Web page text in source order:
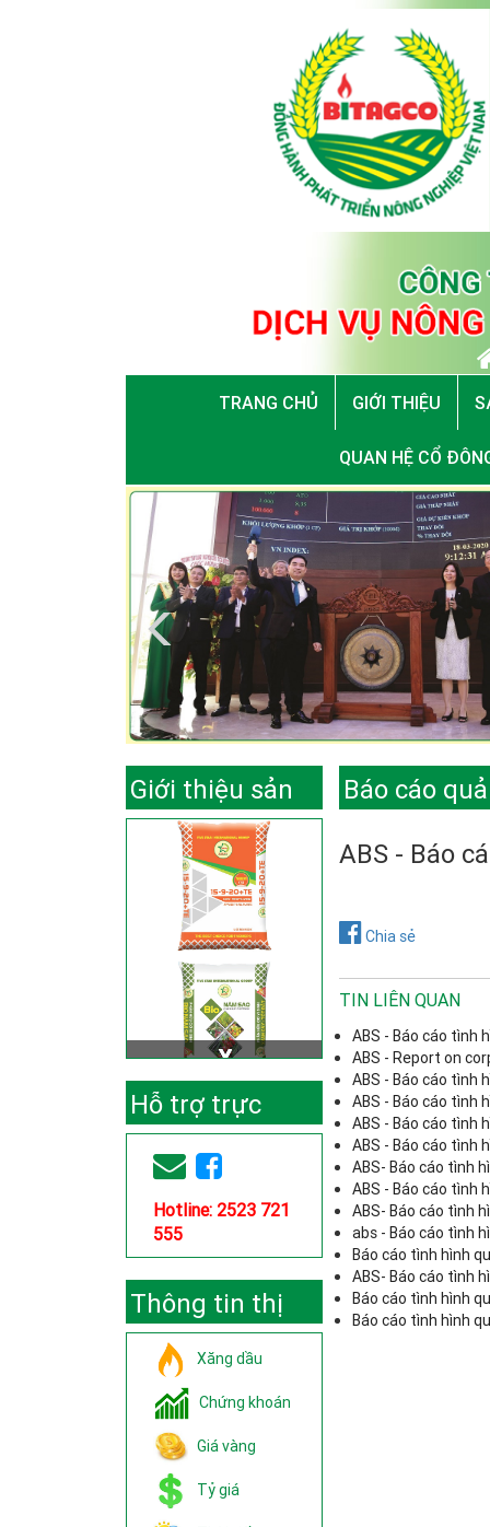
TRANG CHỦ GIỚI THIỆU
QUAN HỆ CỔ
Giới thiệu sản
phẩm
Hỗ trợ trực
tuyến
Hotline: 2523 721
555
Thông tin thị
trườngXăng dầu
Chứng khoán
Giá vàng
Tỷ giá
Báo cáo
ABS - Báo
Chia sẻ
TIN LIÊN QUAN
ABS - Báo cáo tình
ABS - Report on
ABS - Báo cáo tình
ABS - Báo cáo tình
ABS - Báo cáo tình
ABS - Báo cáo tình
ABS- Báo cáo tình
ABS - Báo cáo tình
ABS- Báo cáo tình
abs - Báo cáo tình
Báo cáo tình hình
ABS- Báo cáo tình
Báo cáo tình hình
Báo cáo tình hình